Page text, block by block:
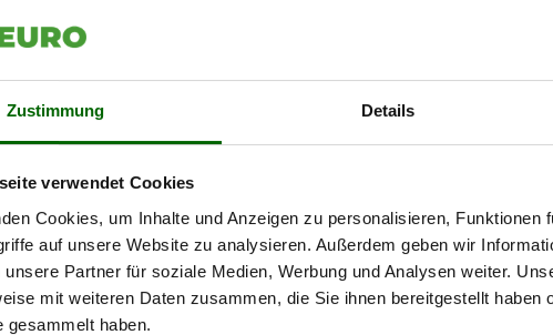
Zustimmung Details
verwendet Cookies
Cookies, um Inhalte und Anzeigen zu personalisieren, Funktionen
auf unsere Website zu analysieren. Außerdem geben wir
unsere Partner für soziale Medien, Werbung und Analysen weiter.
mit weiteren Daten zusammen, die Sie ihnen bereitgestellt haben
gesammelt haben.